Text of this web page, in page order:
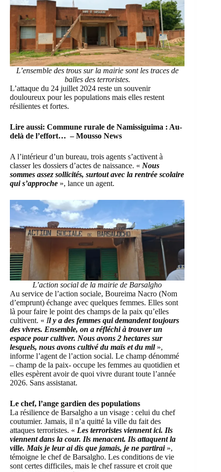
L’ensemble des trous sur la mairie sont les traces de
balles des terroristes.
L’attaque du 24 juillet 2024 reste un souvenir
douloureux pour les populations mais elles restent
résilientes et fortes.
Lire aussi: Commune rurale de Namissiguima : Au-
delà de l’effort… – Mousso News
A l’intérieur d’un bureau, trois agents s’activent à
classer les dossiers d’actes de naissance. « Nous
sommes assez sollicités, surtout avec la rentrée scolaire
qui s’approche », lance un agent.
L’action social de la mairie de Barsalgho
Au service de l’action sociale, Boureima Nacro (Nom
d’emprunt) échange avec quelques femmes. Elles sont
là pour faire le point des champs de la paix qu’elles
cultivent. « Il y a des femmes qui demandent toujours
des vivres. Ensemble, on a réfléchi à trouver un
espace pour cultiver. Nous avons 2 hectares sur
lesquels, nous avons cultivé du maïs et du mil »,
informe l’agent de l’action social. Le champ dénommé
– champ de la paix- occupe les femmes au quotidien et
elles espèrent avoir de quoi vivre durant toute l’année
2026. Sans assistanat.
Le chef, l’ange gardien des populations
La résilience de Barsalgho a un visage : celui du chef
coutumier. Jamais, il n’a quitté la ville du fait des
attaques terroristes. « Les terroristes viennent ici. Ils
viennent dans la cour. Ils menacent. Ils attaquent la
ville. Mais je leur ai dis que jamais, je ne partirai »,
témoigne le chef de Barsalgho. Les conditions de vie
sont certes difficiles, mais le chef rassure et croit que